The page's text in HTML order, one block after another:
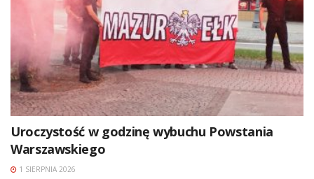
Uroczystość w godzinę wybuchu Powstania
Warszawskiego
1 SIERPNIA 2026